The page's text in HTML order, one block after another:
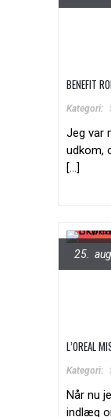
BENEFIT
Kategori:
Jeg var
udkom,
[...]
25.
L’OREAL
Kategori:
Når nu
indlæg